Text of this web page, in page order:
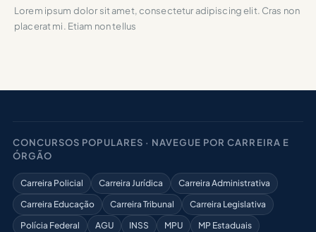
Lorem ipsum dolor sit amet, consectetur adipiscing elit. Cras non
placerat mi. Etiam non tellus
CONCURSOS POPULARES · NAVEGUE POR CARREIRA E
ÓRGÃO
Carreira Policial Carreira Jurídica
Carreira Administrativa
Carreira Educação
Carreira Tribunal
Carreira Legislativa
Polícia Federal
AGU INSS MPU
MP Estaduais